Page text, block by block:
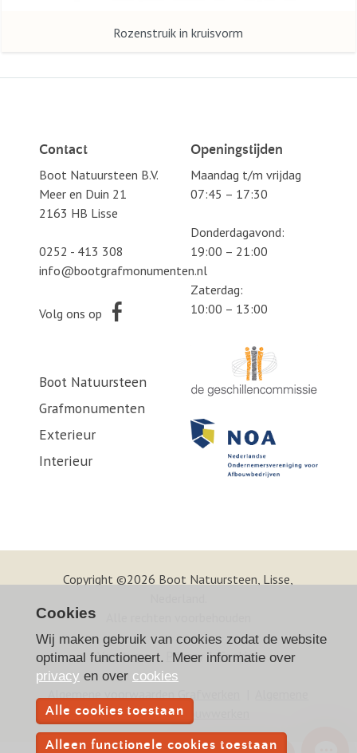
Rozenstruik in kruisvorm
Contact
Boot Natuursteen B.V.
Meer en Duin 21
2163 HB Lisse
0252 - 413 308
info@bootgrafmonumenten.nl
Volg ons op
Openingstijden
Maandag t/m vrijdag
07:45 – 17:30
Donderdagavond:
19:00 – 21:00
Zaterdag:
10:00 – 13:00
Boot Natuursteen
Grafmonumenten
Exterieur
Interieur
Copyright ©2026 Boot Natuursteen, Lisse,
Vacatures| Privacy |Cookies
voorwaarden Bouwwerken
Cookies
Wij maken gebruik van cookies zodat de website
optimaal functioneert. Meer informatie over
privacy en over cookies
Alle cookies toestaan
Alleen functionele cookies toestaan